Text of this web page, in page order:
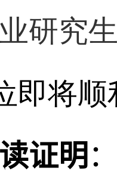
研究
即将
证明